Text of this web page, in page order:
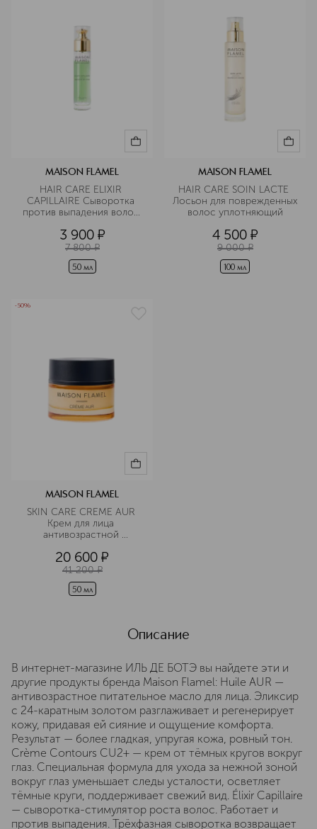
MAISON FLAMEL
HAIR CARE ELIXIR
CAPILLAIRE Сыворотка
против выпадения волос
3 900 ¤
7 800 ¤
50 мл
MAISON FLAMEL
HAIR CARE SOIN LACTE
Лосьон для поврежденных
волос уплотняющий
4 500 ¤
9 000 ¤
100 мл
-50%
MAISON FLAMEL
SKIN CARE CREME AUR
Крем для лица
антивозрастной
20 600 ¤
41 200 ¤
50 мл
Описание
В интернет-магазине ИЛЬ ДЕ БОТЭ вы найдете эти и
другие продукты бренда Maison Flamel: Huile AUR —
антивозрастное питательное масло для лица. Эликсир
с 24-каратным золотом разглаживает и регенерирует
кожу, придавая ей сияние и ощущение комфорта.
Результат — более гладкая, упругая кожа, ровный тон.
Crème Contours CU2+ — крем от тёмных кругов вокруг
глаз. Специальная формула для ухода за нежной зоной
вокруг глаз уменьшает следы усталости, осветляет
тёмные круги, поддерживает свежий вид. Élixir Capillaire
— сыворотка-стимулятор роста волос. Работает и
против выпадения. Трёхфазная сыворотка возвращает